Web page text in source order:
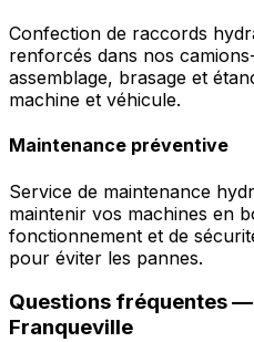
Confection de raccords
renforcés dans nos
assemblage, brasage et
machine et véhicule.
Maintenance préventive
Service de maintenance
maintenir vos machines en
fonctionnement et de
pour éviter les pannes.
Questions fréquentes —
Franqueville